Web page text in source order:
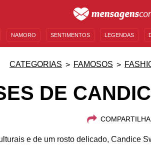
NAMORO SENTIMENTOS LEGENDAS
CATEGORIAS FAMOSOS
DE
e de um rosto delicado, Candice